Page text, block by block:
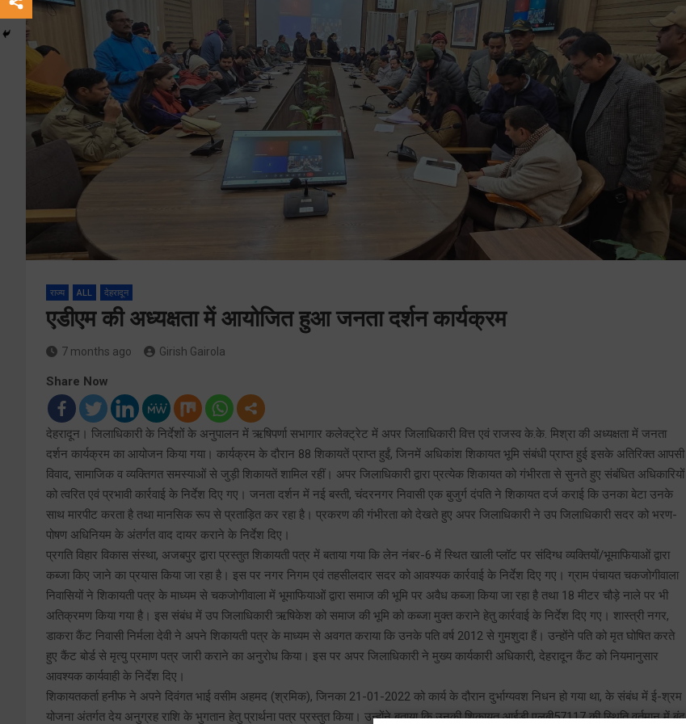
राज्य ALL देहरादून
एडीएम की अध्यक्षता में आयोजित हुआ जनता दर्शन कार्यक्रम
7 months ago Girish Gairola
Share Now
देहरादून। जिलाधिकारी के निर्देशों के अनुपालन में ऋषिपर्णा सभागार कलेक्ट्रेट में अपर जिलाधिकारी वित्त एवं राजस्व के.के. मिश्रा की अध्यक्षता में जनता
दर्शन कार्यक्रम का आयोजन किया गया। कार्यक्रम के दौरान 88 शिकायतें प्राप्त हुईं, जिनमें अधिकांश शिकायत भूमि संबंधी प्राप्त हुई इसके अतिरिक्त आपसी
विवाद, सामाजिक व व्यक्तिगत समस्याओं से जुड़ी शिकायतें शामिल रहीं। अपर जिलाधिकारी द्वारा प्रत्येक शिकायत को गंभीरता से सुनते हुए संबंधित अधिकारियों
को त्वरित एवं प्रभावी कार्रवाई के निर्देश दिए गए। जनता दर्शन में नई बस्ती, चंदरनगर निवासी एक बुजुर्ग दंपति ने शिकायत दर्ज कराई कि उनका बेटा उनके
साथ मारपीट करता है तथा मानसिक रूप से प्रताड़ित कर रहा है। प्रकरण की गंभीरता को देखते हुए अपर जिलाधिकारी ने उप जिलाधिकारी सदर को भरण-
पोषण अधिनियम के अंतर्गत वाद दायर कराने के निर्देश दिए।
प्रगति विहार विकास संस्था, अजबपुर द्वारा प्रस्तुत शिकायती पत्र में बताया गया कि लेन नंबर-6 में स्थित खाली प्लॉट पर संदिग्ध व्यक्तियों/भूमाफियाओं द्वारा
कब्जा किए जाने का प्रयास किया जा रहा है। इस पर नगर निगम एवं तहसीलदार सदर को आवश्यक कार्रवाई के निर्देश दिए गए। ग्राम पंचायत चकजोगीवाला
निवासियों ने शिकायती पत्र के माध्यम से चकजोगीवाला में भूमाफियाओं द्वारा समाज की भूमि पर अवैध कब्जा किया जा रहा है तथा 18 मीटर चौड़े नाले पर भी
अतिक्रमण किया गया है। इस संबंध में उप जिलाधिकारी ऋषिकेश को समाज की भूमि को कब्जा मुक्त कराने हेतु कार्रवाई के निर्देश दिए गए। शास्त्री नगर,
डाकरा कैंट निवासी निर्मला देवी ने अपने शिकायती पत्र के माध्यम से अवगत कराया कि उनके पति वर्ष 2012 से गुमशुदा हैं। उन्होंने पति को मृत घोषित करते
हुए कैंट बोर्ड से मृत्यु प्रमाण पत्र जारी कराने का अनुरोध किया। इस पर अपर जिलाधिकारी ने मुख्य कार्यकारी अधिकारी, देहरादून कैंट को नियमानुसार
आवश्यक कार्यवाही के निर्देश दिए।
शिकायतकर्ता हनीफ ने अपने दिवंगत भाई वसीम अहमद (श्रमिक), जिनका 21-01-2022 को कार्य के दौरान दुर्भाग्यवश निधन हो गया था, के संबंध में ई-श्रम
योजना अंतर्गत देय अनुग्रह राशि के भुगतान हेतु प्रार्थना पत्र प्रस्तुत किया। उन्होंने बताया कि उनकी शिकायत आईडी एलबी57117 की स्थिति वर्तमान में बंद